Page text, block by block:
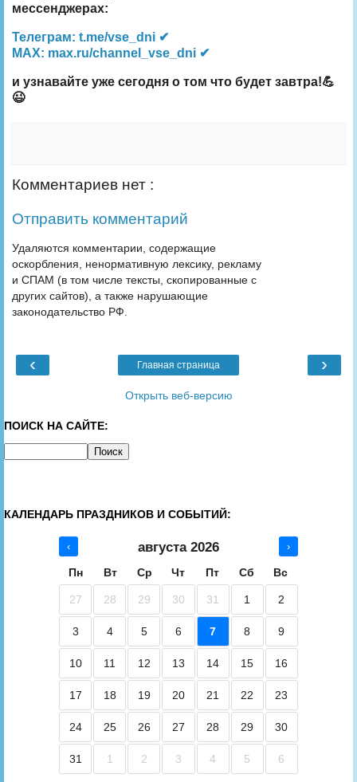
мессенджерах:
Телеграм: t.me/vse_dni ✔
MAX: max.ru/channel_vse_dni ✔
и узнавайте уже сегодня о том что будет завтра!💪
😉
Комментариев нет :
Отправить комментарий
Удаляются комментарии, содержащие
оскорбления, ненормативную лексику, рекламу
и СПАМ (в том числе тексты, скопированные с
других сайтов), а также нарушающие
законодательство РФ.
‹ ›
Главная страница
Открыть веб-версию
ПОИСК НА САЙТЕ:
КАЛЕНДАРЬ ПРАЗДНИКОВ И СОБЫТИЙ:
‹ августа 2026 ›
Пн Вт Ср Чт Пт Сб Вс
27 28 29 30 31 1 2
3 4 5 6 7 8 9
10 11 12 13 14 15 16
17 18 19 20 21 22 23
24 25 26 27 28 29 30
31 1 2 3 4 5 6